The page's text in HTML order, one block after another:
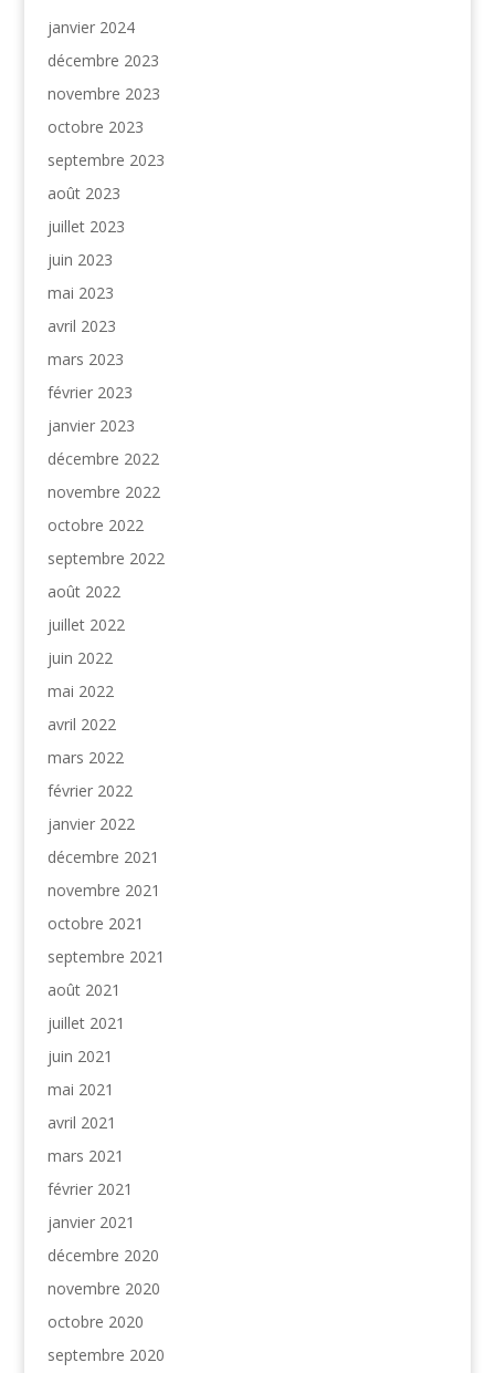
janvier 2024
décembre 2023
novembre 2023
octobre 2023
septembre 2023
août 2023
juillet 2023
juin 2023
mai 2023
avril 2023
mars 2023
février 2023
janvier 2023
décembre 2022
novembre 2022
octobre 2022
septembre 2022
août 2022
juillet 2022
juin 2022
mai 2022
avril 2022
mars 2022
février 2022
janvier 2022
décembre 2021
novembre 2021
octobre 2021
septembre 2021
août 2021
juillet 2021
juin 2021
mai 2021
avril 2021
mars 2021
février 2021
janvier 2021
décembre 2020
novembre 2020
octobre 2020
septembre 2020